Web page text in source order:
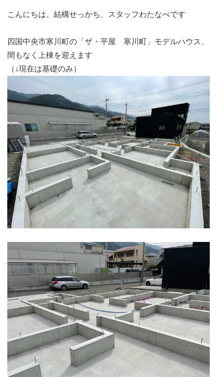
こんにちは、結構せっかち、スタッフわたなべです
四国中央市寒川町の「ザ・平屋 寒川町」モデルハウス、
間もなく上棟を迎えます
（↓現在は基礎のみ）